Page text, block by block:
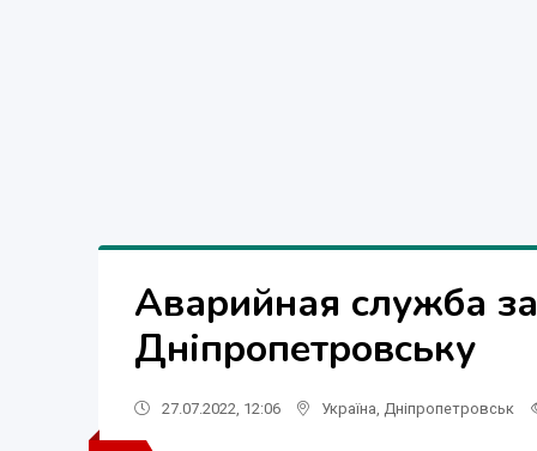
Аварийная служба
Дніпропетровську
27.07.2022, 12:06 Україна Дніпропетровськ